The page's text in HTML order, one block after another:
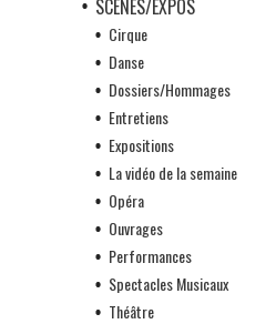
SCÈNES/EXPOS
Cirque
Danse
Dossiers/Hommages
Entretiens
Expositions
La vidéo de la semaine
Opéra
Ouvrages
Performances
Spectacles Musicaux
Théâtre